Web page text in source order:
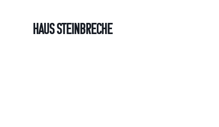
Haus Steinbreche